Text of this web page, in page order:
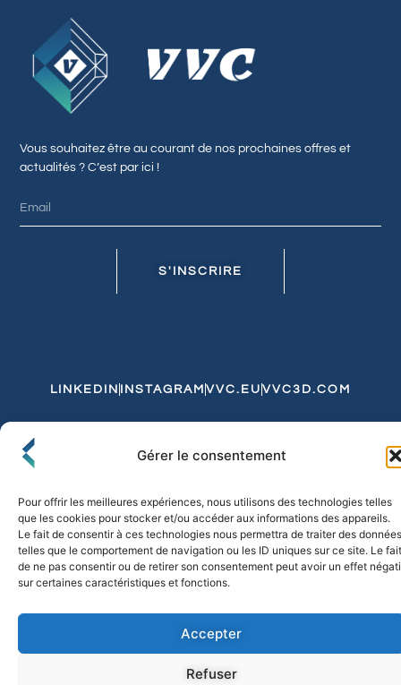
Gérer le consentement
Pour offrir les meilleures expériences, nous utilisons des technologies telles
que les cookies pour stocker et/ou accéder aux informations des appareils.
Le fait de consentir à ces technologies nous permettra de traiter des données
telles que le comportement de navigation ou les ID uniques sur ce site. Le fait
de ne pas consentir ou de retirer son consentement peut avoir un effet
sur certaines caractéristiques et fonctions.
Accepter
Refuser
Vous souhaitez être au courant de nos prochaines offres et
actualités ? C’est par ici !
S'INSCRIRE
LINKEDIN INSTAGRAM VVC.EU VVC3D.COM
Politique de Confidentialité et de CookiesExpédition et Livraison
© 2026 FLO & CO. All Rights Reserved